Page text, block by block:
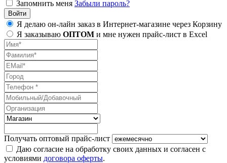
Запомнить меня Забыли пароль?
Я делаю он-лайн заказ в Интернет-магазине через Корзину
Я заказываю ОПТОМ и мне нужен прайс-лист в Excel
Получать оптовый прайс-лист
Даю согласие на обработку своих данных и согласен с
условиями договора оферты.